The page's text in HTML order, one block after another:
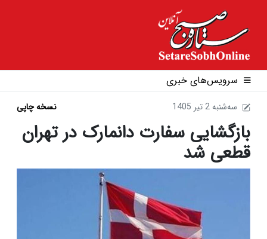
سرویس‌های خبری
1405 سه‌شنبه 2 تير نسخه چاپی
بازگشایی سفارت دانمارک در تهران
قطعی شد